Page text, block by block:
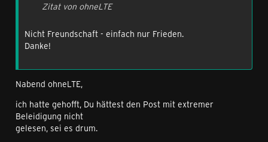
Zitat von ohneLTE
Nicht Freundschaft - einfach nur Frieden.
Danke!
Nabend ohneLTE,
ich hatte gehofft, Du hättest den Post mit extremer
Beleidigung nicht
gelesen, sei es drum.